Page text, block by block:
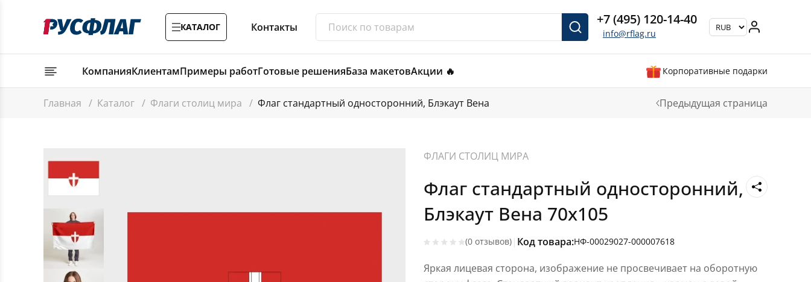
КАТАЛОГ Контакты +7 (495) 120-14-40
info@rflag.ru
КомпанияКлиентамПримеры работГотовые решенияБаза макетовАкции 🔥 Корпоративные подарки
Главная / Каталог / Флаги столиц мира / Флаг стандартный односторонний, Блэкаут Вена Предыдущая страница
ФЛАГИ СТОЛИЦ МИРА
Флаг стандартный односторонний,
Блэкаут Вена 70х105
(0 отзывов) | Код товара:НФ-00029027-000007618
Яркая лицевая сторона, изображение не просвечивает на оборотную